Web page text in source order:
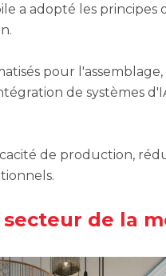
a adopté les principes
pour
de systèmes
de production,
secteur de la